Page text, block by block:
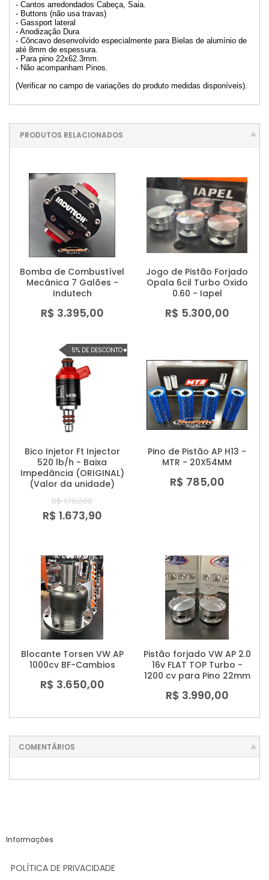
- Cantos arredondados Cabeça, Saia.
- Buttons (não usa travas)
- Gassport lateral
- Anodização Dura
- Côncavo desenvolvido especialmente para Bielas de alumínio de
até 8mm de espessura.
- Para pino 22x62.3mm.
- Não acompanham Pinos.
(Verificar no campo de variações do produto medidas disponíveis).
PRODUTOS RELACIONADOS
Bomba de Combustível
Mecânica 7 Galões -
Indutech
R$ 3.395,00
Jogo de Pistão Forjado
Opala 6cil Turbo Oxido
0.60 - Iapel
R$ 5.300,00
5% DE DESCONTO
Bico Injetor Ft Injector
520 lb/h - Baixa
Impedância (ORIGINAL)
(Valor da unidade)
R$ 1.762,00
R$ 1.673,90
Pino de Pistão AP H13 -
MTR - 20X54MM
R$ 785,00
Blocante Torsen VW AP
1000cv BF-Cambios
R$ 3.650,00
Pistão forjado VW AP 2.0
16v FLAT TOP Turbo -
1200 cv para Pino 22mm
R$ 3.990,00
COMENTÁRIOS
Informações
POLÍTICA DE PRIVACIDADE